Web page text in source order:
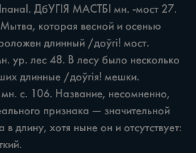
ДбУГІЯ МАСТБІ мн. -мост 27.
которая весной и осенью
длинный /доўгі! мост.
длинные /доўгія! мешки.
признака — значительной
в длину, хотя ныне он и отсутствует: